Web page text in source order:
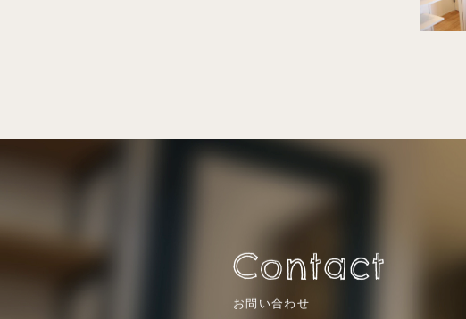
Contact
お問い合わせ